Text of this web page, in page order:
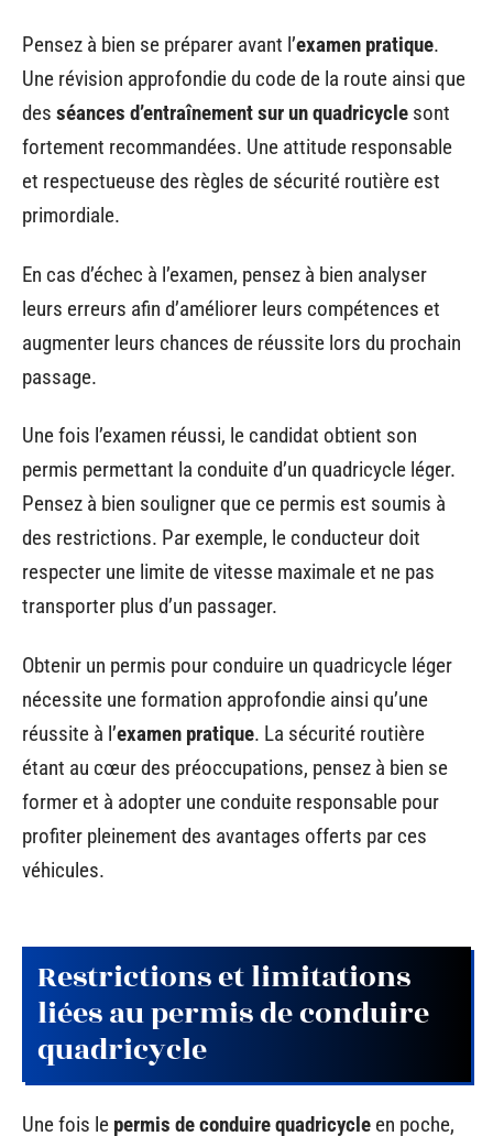
Pensez à bien se préparer avant l’examen pratique.
Une révision approfondie du code de la route ainsi que
des séances d’entraînement sur un quadricycle sont
fortement recommandées. Une attitude responsable
et respectueuse des règles de sécurité routière est
primordiale.
En cas d’échec à l’examen, pensez à bien analyser
leurs erreurs afin d’améliorer leurs compétences et
augmenter leurs chances de réussite lors du prochain
passage.
Une fois l’examen réussi, le candidat obtient son
permis permettant la conduite d’un quadricycle léger.
Pensez à bien souligner que ce permis est soumis à
des restrictions. Par exemple, le conducteur doit
respecter une limite de vitesse maximale et ne pas
transporter plus d’un passager.
Obtenir un permis pour conduire un quadricycle léger
nécessite une formation approfondie ainsi qu’une
réussite à l’examen pratique. La sécurité routière
étant au cœur des préoccupations, pensez à bien se
former et à adopter une conduite responsable pour
profiter pleinement des avantages offerts par ces
véhicules.
Restrictions et limitations
liées au permis de conduire
quadricycle
Une fois le permis de conduire quadricycle en poche,